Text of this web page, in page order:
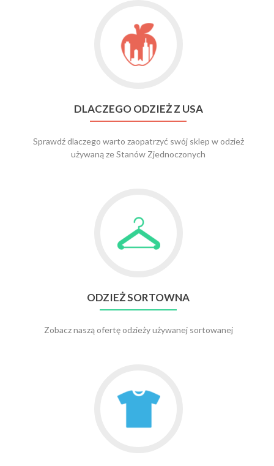
to
Dlaczego
odzież
DLACZEGO ODZIEŻ Z USA
Sprawdź dlaczego warto zaopatrzyć swój sklep w odzież
używaną ze Stanów Zjednoczonych
to
odzież
sortowna
ODZIEŻ SORTOWNA
Zobacz naszą ofertę odzieży używanej sortowanej
to
odzież